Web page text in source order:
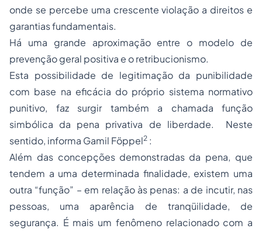
onde se percebe uma crescente violação a direitos e
garantias fundamentais.
Há uma grande aproximação entre o modelo de
prevenção geral positiva e o retribucionismo.
Esta possibilidade de legitimação da punibilidade
com base na eficácia do próprio sistema normativo
punitivo, faz surgir também a chamada função
simbólica da pena privativa de liberdade. Neste
sentido, informa Gamil Föppel2 :
Além das concepções demonstradas da pena, que
tendem a uma determinada finalidade, existem uma
outra “função” – em relação às penas: a de incutir, nas
pessoas, uma aparência de tranqüilidade, de
segurança. É mais um fenômeno relacionado com a